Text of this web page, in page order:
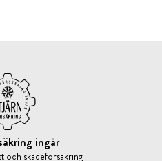
ingår
och skadeförsäkring